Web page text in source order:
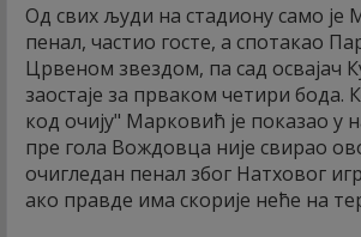
Од свих људи на стадиону само је
пенал, частио госте, а спотакао
Црвеном звездом, па сад освајач
заостаје за прваком четири бода.
код очију" Марковић је показао у
пре гола Вождовца није свирао
очигледан пенал због Натховог
ако правде има скорије неће на